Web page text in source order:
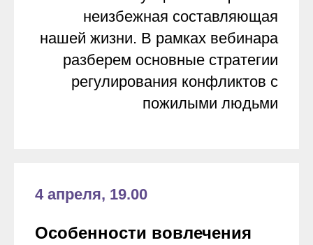
неизбежная составляющая
нашей жизни. В рамках вебинара
разберем основные стратегии
регулирования конфликтов с
пожилыми людьми
4 апреля, 19.00
Особенности вовлечения